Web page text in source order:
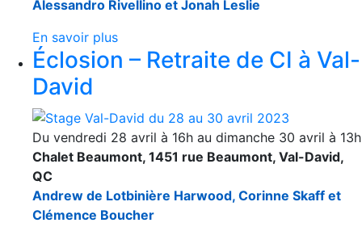
Alessandro Rivellino et Jonah Leslie
En savoir plus
Éclosion – Retraite de CI à Val-
David
Du vendredi 28 avril à 16h au dimanche 30 avril à 13h
Chalet Beaumont, 1451 rue Beaumont, Val-David,
QC
Andrew de Lotbinière Harwood, Corinne Skaff et
Clémence Boucher